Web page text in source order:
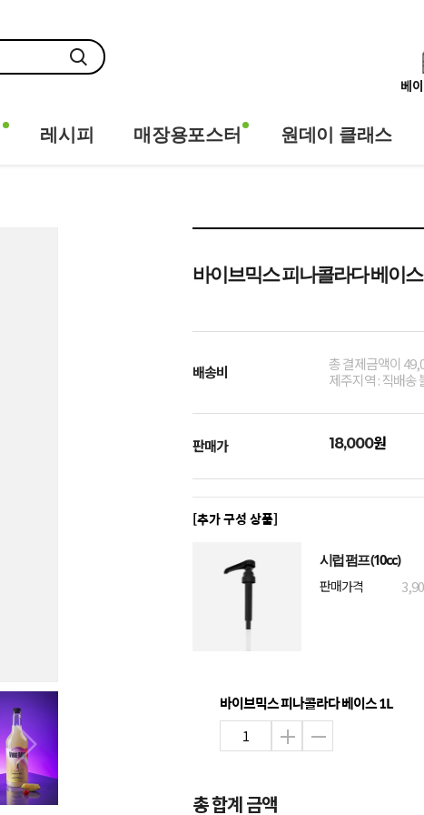
베
레시피 매장용포스터 원데이 클래스
바이브믹스 피나콜라다 베이
배송비
총 결제금액이
제주지역 : 직배송
판매가 18,000원
[추가 구성 상품]
시럽 펌프 (10cc)
판매가격
바이브믹스 피나콜라다 베이스 1L
총 합계 금액